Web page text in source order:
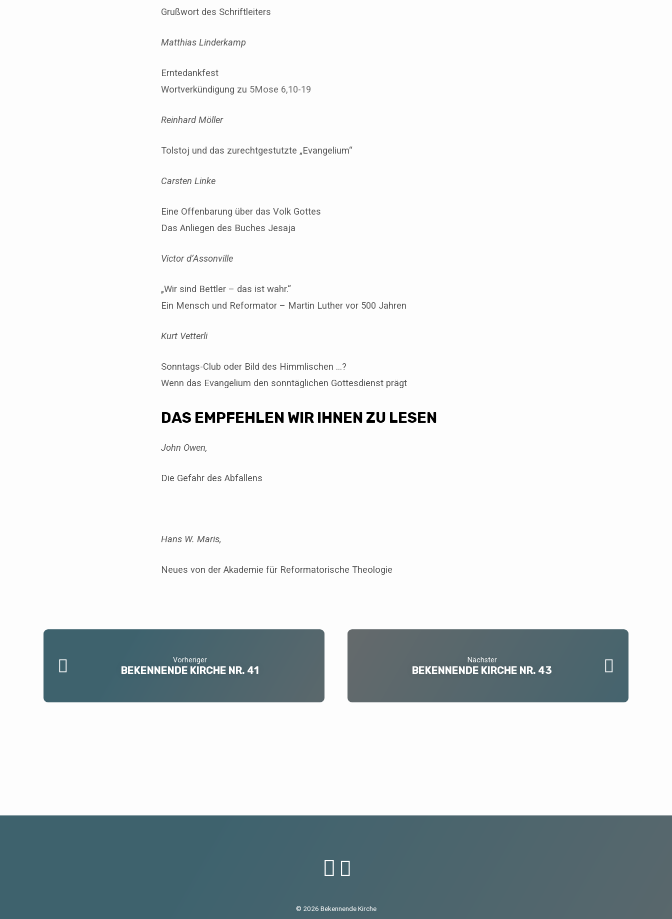
Grußwort des Schriftleiters
Matthias Linderkamp
Erntedankfest
Wortverkündigung zu 5Mose 6,10-19
Reinhard Möller
Tolstoj und das zurechtgestutzte „Evangelium“
Carsten Linke
Eine Offenbarung über das Volk Gottes
Das Anliegen des Buches Jesaja
Victor d’Assonville
„Wir sind Bettler – das ist wahr.“
Ein Mensch und Reformator – Martin Luther vor 500 Jahren
Kurt Vetterli
Sonntags-Club oder Bild des Himmlischen …?
Wenn das Evangelium den sonntäglichen Gottesdienst prägt
DAS EMPFEHLEN WIR IHNEN ZU LESEN
John Owen,
Die Gefahr des Abfallens
Hans W. Maris,
Neues von der Akademie für Reformatorische Theologie
Vorheriger
BEKENNENDE KIRCHE NR. 41
Nächster
BEKENNENDE KIRCHE NR. 43
© 2026 Bekennende Kirche